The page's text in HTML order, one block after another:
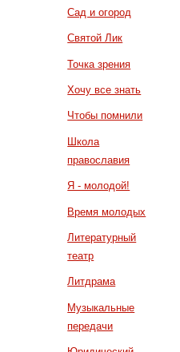
Сад и огород
Святой Лик
Точка зрения
Хочу все знать
Чтобы помнили
Школа
православия
Я - молодой!
Время молодых
Литературный
театр
Литдрама
Музыкальные
передачи